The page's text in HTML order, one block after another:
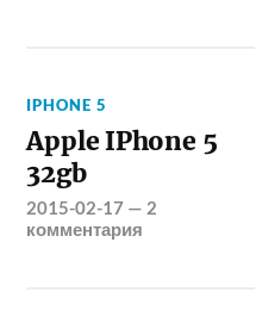
IPHONE 5
Apple IPhone 5
32gb
2015-02-17 — 2
комментария